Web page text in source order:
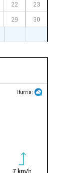
22 23
29 30
Iturria:
7 km/h